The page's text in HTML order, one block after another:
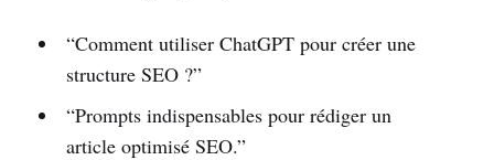
“Comment utiliser ChatGPT pour créer une
structure SEO ?”
“Prompts indispensables pour rédiger un
article optimisé SEO.”